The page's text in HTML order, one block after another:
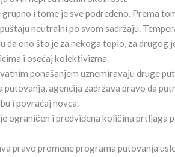
i tome je sve podređeno. Prema
neutralni po svom sadržaju.
da ono što je za nekoga toplo, za drugog
i osećaj kolektivizma.
ponašanjem uznemiravaju druge
agencija zadržava pravo da
i povraćaj novca.
ograničen i predviđena količina prtljaga
pravo promene programa putovanja